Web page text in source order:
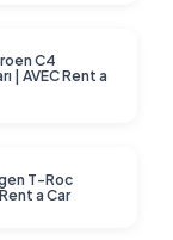
C4
| AVEC Rent a
T-Roc
a Car